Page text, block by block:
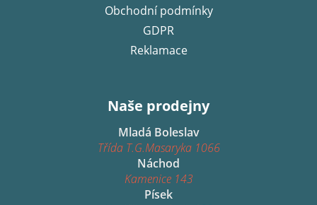
Obchodní podmínky
GDPR
Reklamace
Naše prodejny
Mladá Boleslav
Třída T.G.Masaryka 1066
Náchod
Kamenice 143
Písek